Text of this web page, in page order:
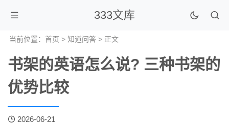
333文库
当前位置： 首页 > 知道问答 > 正文
书架的英语怎么说? 三种书架的
优势比较
2026-06-21